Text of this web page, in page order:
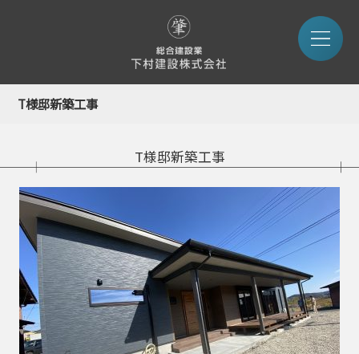
T様邸新築工事
T様邸新築工事